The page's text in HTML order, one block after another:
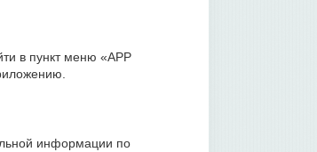
в пункт меню «APP
информации по